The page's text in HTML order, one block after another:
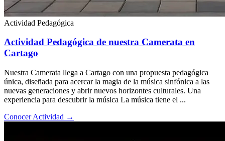
Actividad Pedagógica
Actividad Pedagógica de nuestra Camerata en
Cartago
Nuestra Camerata llega a Cartago con una propuesta pedagógica
única, diseñada para acercar la magia de la música sinfónica a las
nuevas generaciones y abrir nuevos horizontes culturales. Una
experiencia para descubrir la música La música tiene el ...
Conocer Actividad →